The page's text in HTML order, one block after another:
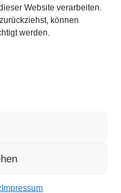
Website verarbeiten.
können
werden.
Impres­sum
im Rah­men